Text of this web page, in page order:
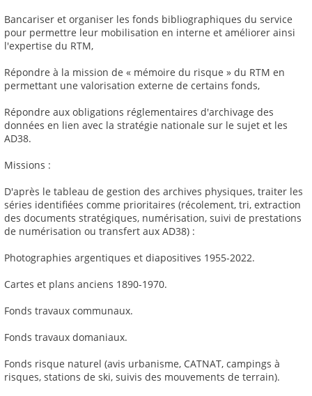
Bancariser et organiser les fonds bibliographiques du service
pour permettre leur mobilisation en interne et améliorer ainsi
l'expertise du RTM,
Répondre à la mission de « mémoire du risque » du RTM en
permettant une valorisation externe de certains fonds,
Répondre aux obligations réglementaires d'archivage des
données en lien avec la stratégie nationale sur le sujet et les
AD38.
Missions :
D'après le tableau de gestion des archives physiques, traiter les
séries identifiées comme prioritaires (récolement, tri, extraction
des documents stratégiques, numérisation, suivi de prestations
de numérisation ou transfert aux AD38) :
Photographies argentiques et diapositives 1955-2022.
Cartes et plans anciens 1890-1970.
Fonds travaux communaux.
Fonds travaux domaniaux.
Fonds risque naturel (avis urbanisme, CATNAT, campings à
risques, stations de ski, suivis des mouvements de terrain).